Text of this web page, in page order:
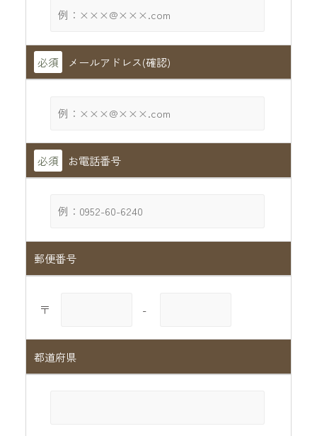
必須 メールアドレス(確認)
必須 お電話番号
郵便番号
〒 -
都道府県